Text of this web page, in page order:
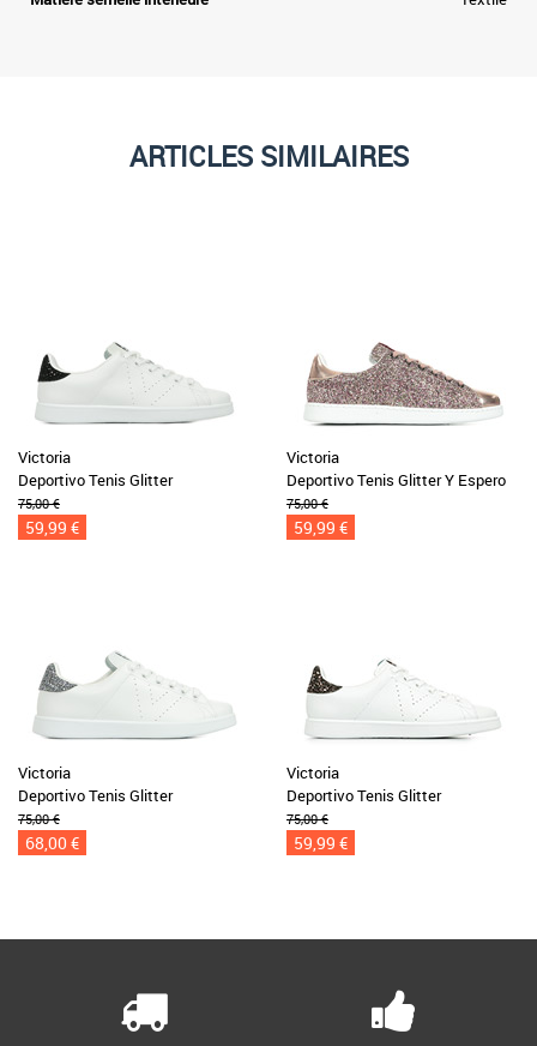
ARTICLES SIMILAIRES
Victoria
Deportivo Tenis Glitter
75,00 €
59,99 €
Victoria
Deportivo Tenis Glitter Y Espero
75,00 €
59,99 €
Victoria
Deportivo Tenis Glitter
75,00 €
68,00 €
Victoria
Deportivo Tenis Glitter
75,00 €
59,99 €